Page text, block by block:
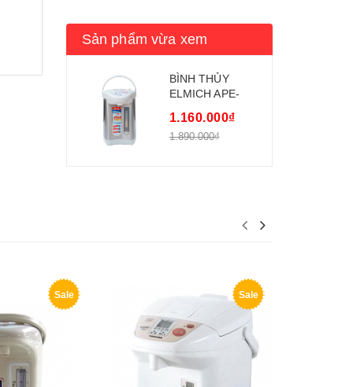
Sản phẩm vừa xem
BÌNH THỦY
ELMICH APE-
1.160.000₫
1.890.000₫
Sale Sale